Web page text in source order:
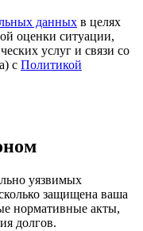
данных в целях
оценки ситуации,
услуг и связи со
с Политикой
уязвимых
защищена ваша
нормативные акты,
долгов.